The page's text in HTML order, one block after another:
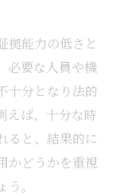
報収集術
進行ポイン
ト
ックリスト
極める方法
与える影響
拠能力の低さと
必要な人員や機
十分となり法的
えば、十分な時
ると、結果的に
かどうかを重視
。